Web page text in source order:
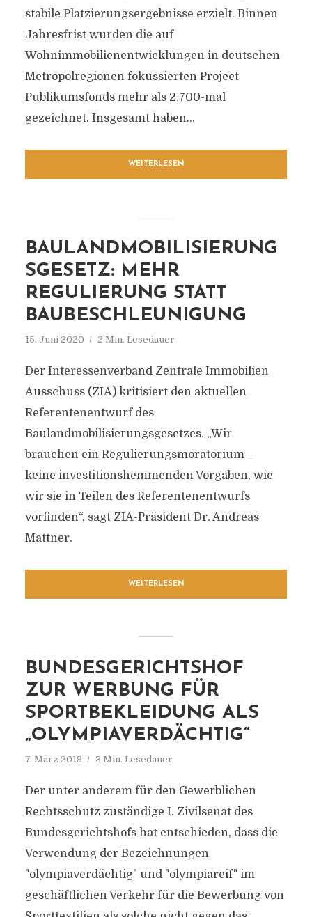
stabile Platzierungsergebnisse erzielt. Binnen
Jahresfrist wurden die auf
Wohnimmobilienentwicklungen in deutschen
Metropolregionen fokussierten Project
Publikumsfonds mehr als 2.700-mal
gezeichnet. Insgesamt haben...
WEITERLESEN
BAULANDMOBILISIERUNG
SGESETZ: MEHR
REGULIERUNG STATT
BAUBESCHLEUNIGUNG
15. Juni 2020 2 Min. Lesedauer
Der Interessenverband Zentrale Immobilien
Ausschuss (ZIA) kritisiert den aktuellen
Referentenentwurf des
Baulandmobilisierungsgesetzes. „Wir
brauchen ein Regulierungsmoratorium –
keine investitionshemmenden Vorgaben, wie
wir sie in Teilen des Referentenentwurfs
vorfinden“, sagt ZIA-Präsident Dr. Andreas
Mattner.
WEITERLESEN
BUNDESGERICHTSHOF
ZUR WERBUNG FÜR
SPORTBEKLEIDUNG ALS
„OLYMPIAVERDÄCHTIG“
7. März 2019 3 Min. Lesedauer
Der unter anderem für den Gewerblichen
Rechtsschutz zuständige I. Zivilsenat des
Bundesgerichtshofs hat entschieden, dass die
Verwendung der Bezeichnungen
"olympiaverdächtig" und "olympiareif" im
geschäftlichen Verkehr für die Bewerbung von